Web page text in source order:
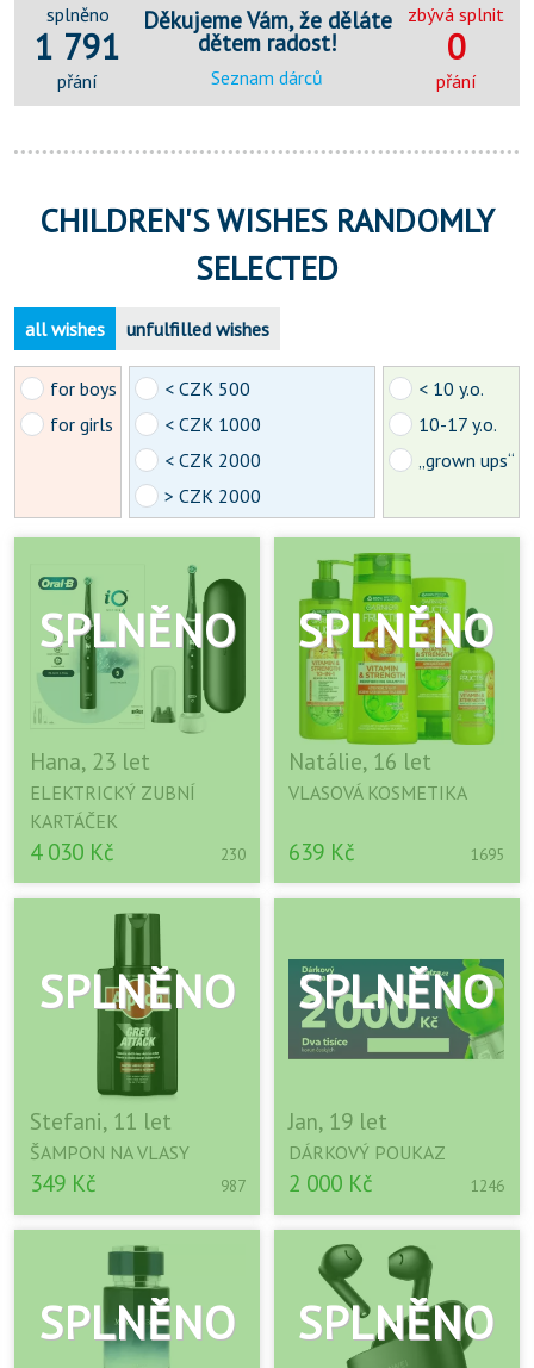
splněno
1 791
přání
Děkujeme Vám, že děláte
dětem radost!
Seznam dárců
zbývá splnit
0
přání
CHILDREN'S WISHES RANDOMLY
SELECTED
all wishes unfulfilled wishes
for boys
for girls
< CZK 500
< CZK 1000
< CZK 2000
> CZK 2000
< 10 y.o.
10-17 y.o.
„grown ups“
Hana, 23 let
ELEKTRICKÝ ZUBNÍ
KARTÁČEK
4 030 Kč 230
Natálie, 16 let
VLASOVÁ KOSMETIKA
639 Kč 1695
Stefani, 11 let
ŠAMPON NA VLASY
349 Kč 987
Jan, 19 let
DÁRKOVÝ POUKAZ
2 000 Kč 1246